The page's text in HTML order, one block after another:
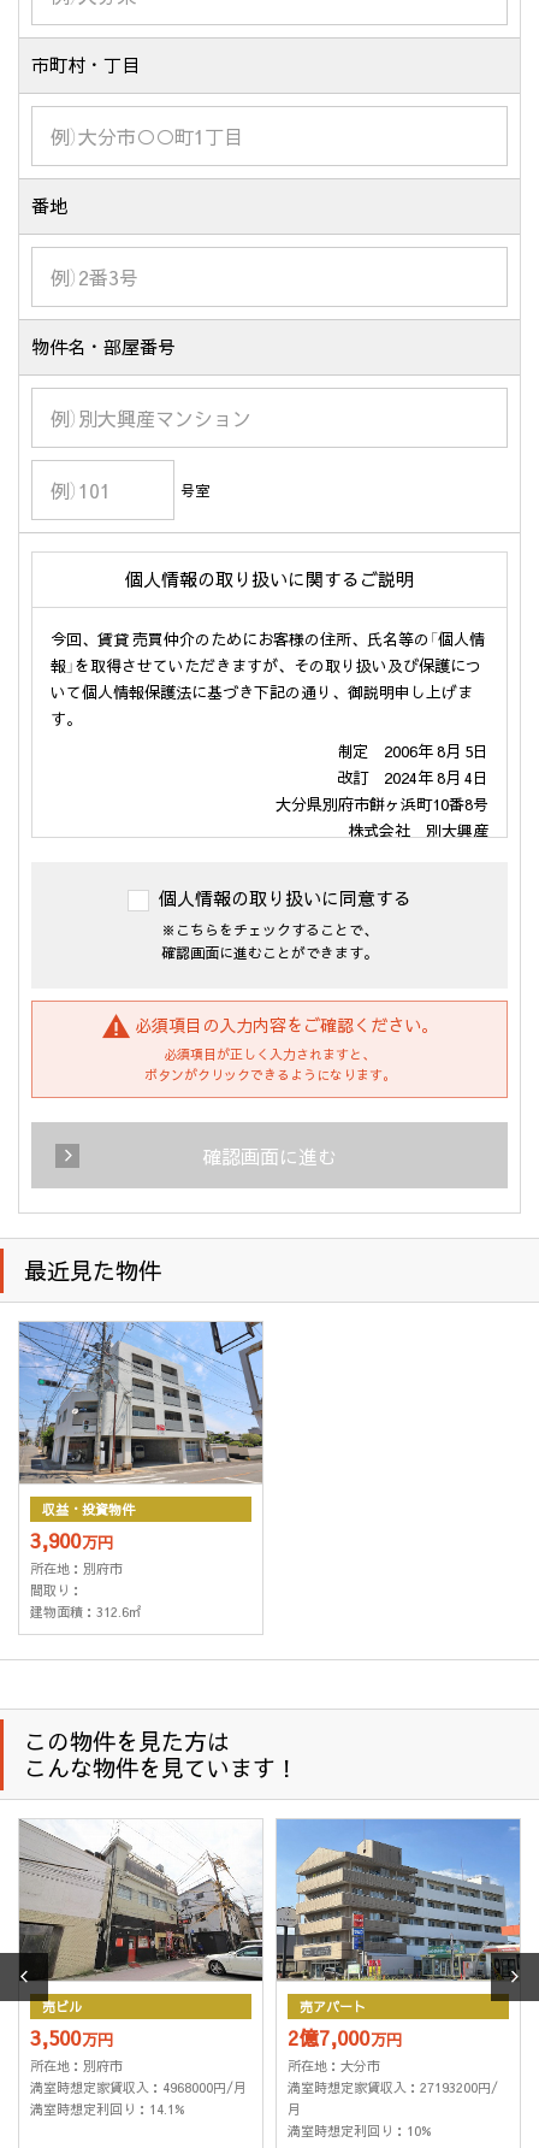
市町村・丁目
番地
物件名・部屋番号
号室
個人情報の取り扱いに関するご説明
今回、賃貸 売買仲介のためにお客様の住所、氏名等の「個人情
報」を取得させていただきますが、その取り扱い及び保護につ
いて個人情報保護法に基づき下記の通り、御説明申し上げま
す。
制定 2006年 8月 5日
改訂 2024年 8月 4日
大分県別府市餅ヶ浜町10番8号
株式会社 別大興産
１．個人情報の利用の目的
当社が保有するお客様の個人情報は、次の目的のために利用さ
売買契約の締結、仲介業務」
・賃貸については「入居受付審査、紹介カード、結果など
の連絡、賃貸借契約、保証契約、保証委託契約、管理委託
契約、それらに付随する契約の締結、仲介、履行、及び契
・企業主導型保育事業の運営のため
(2) 住宅等の管理業務を委託された場合、委託された業務を遂
行するために個人情報を利用します。
(3) 上記(1)の利用目的の達成に必要な範囲での、個人情報の第
三者への提供及び第三者からの提供。
(4) 上記(1)の業務及び情報、サービスの提供のための郵便物、
電話、電子メール等による営業活動。
(5) 情報、サービスの提供については、ご本人からの申し出が
ありましたら、利用を停止致します。
(6) 個人情報保護のため、当社が以前から保有しています個人
情報の利用にあたっては、本人の同意を得たうえでご利用
させて頂きます。
(7) 防犯のための監視カメラの画像
(8) 名刺交換などで取得した取引先様の個人情報は、業務連
絡・業務依頼・業務に関連する情報提供のために使用しま
す。
(9) 入社希望者の個人情報は入社希望者への情報提供、連絡・
採用業務管理のため、入社後は従業員の人事管理の目的の
ために使用します。退職した従業員の情報は、在職中に管
理していた情報の開示等の申し出があった場合、その回答
２．個人情報の委託
当社は、1項(1)～(9)の利用目的・業務を履行する為、外部業者
に委託することがあります。この場合、契約等で個人情報の安
全管理に努めます。
３．個人情報の第三者提供
当社が保有する個人情報については、上記1.の利用目的達成の
為に、不動産情報、お名前、ご住所等の所要項目に付いては、
書面、郵便物、電話、電子メール、広告媒体等により、次の第
三者に提供される場合がございます。尚、ご本人からの申し出
がありましたら、提供を停止致します。又、第三者への提供に
あたっては、機密保持のために必要な措置を講じます。第三者
への個人情報の提供は、停止請求ができますが、契約履行上、
管理上の支障が生じることがあります。
(1) 取引の相手方となる者または見込者。あるいは取引の相手
個人情報の取り扱いに同意する
※こちらをチェックすることで、
確認画面に進むことができます。
必須項目の入力内容をご確認ください。
必須項目が正しく入力されますと、
ボタンがクリックできるようになります。
確認画面に進む
最近見た物件
収益・投資物件
3,900万円
所在地：別府市
間取り：
建物面積：312.6㎡
この物件を見た方は
こんな物件を見ています！
売ビル
3,500万円
所在地：別府市
満室時想定家賃収入：4968000円/月
満室時想定利回り：14.1%
売アパート
2億7,000万円
所在地：大分市
満室時想定家賃収入：27193200円/
月
満室時想定利回り：10%